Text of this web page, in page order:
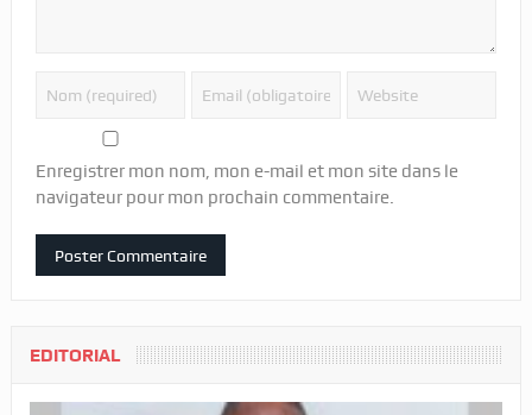
Enregistrer mon nom, mon e-mail et mon site dans le
navigateur pour mon prochain commentaire.
EDITORIAL